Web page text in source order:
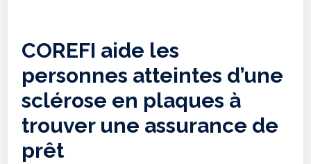
COREFI aide les
personnes atteintes d’une
sclérose en plaques à
trouver une assurance de
prêt